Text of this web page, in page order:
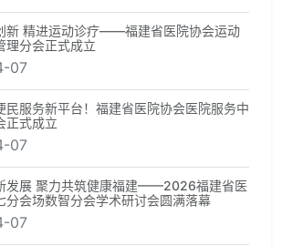
新 精进运动诊疗——福建省医院协会运动
理分会正式成立
07
民服务新平台！福建省医院协会医院服务中
正式成立
07
发展 聚力共筑健康福建——2026福建省医
分会场数智分会学术研讨会圆满落幕
07